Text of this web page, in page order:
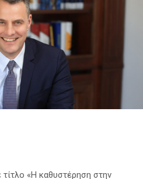
«Η καθυστέρηση στην